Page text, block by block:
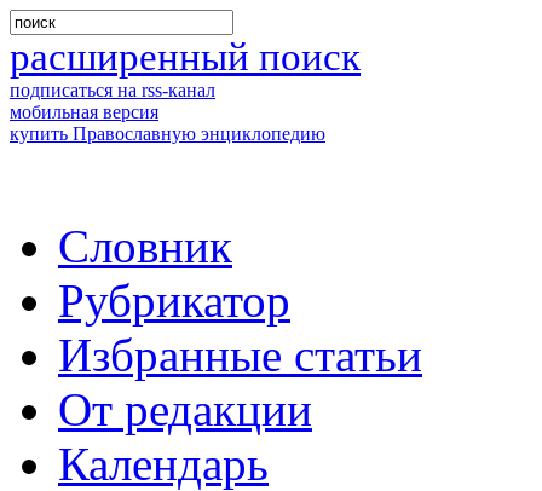
расширенный поиск
подписаться на rss-канал
мобильная версия
купить Православную энциклопедию
Словник
Рубрикатор
Избранные статьи
От редакции
Календарь